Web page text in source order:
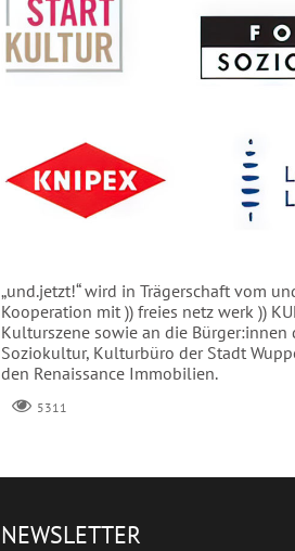
„und.jetzt!“ wird in Trägerschaft vom
Kooperation mit )) freies netz werk ))
Kulturszene sowie an die Bürger:innen
Soziokultur, Kulturbüro der Stadt
den Renaissance Immobilien.
5311
NEWSLETTER